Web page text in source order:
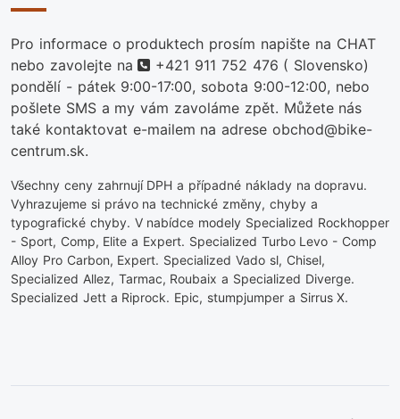
Pro informace o produktech prosím napište na CHAT
nebo zavolejte na
telefon
+421 911 752 476 ( Slovensko)
pondělí - pátek 9:00-17:00, sobota 9:00-12:00, nebo
pošlete SMS a my vám zavoláme zpět. Můžete nás
také kontaktovat e-mailem na adrese obchod@bike-
centrum.sk.
Všechny ceny zahrnují DPH a případné náklady na dopravu.
Vyhrazujeme si právo na technické změny, chyby a
typografické chyby. V nabídce modely Specialized Rockhopper
- Sport, Comp, Elite a Expert. Specialized Turbo Levo - Comp
Alloy Pro Carbon, Expert. Specialized Vado sl, Chisel,
Specialized Allez, Tarmac, Roubaix a Specialized Diverge.
Specialized Jett a Riprock. Epic, stumpjumper a Sirrus X.